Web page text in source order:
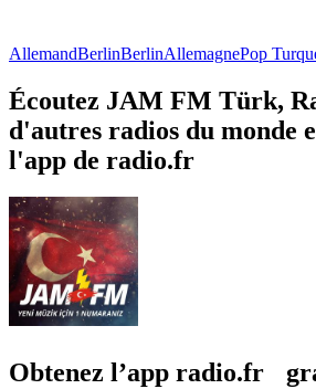
AllemandBerlinBerlinAllemagnePop
Écoutez JAM FM Türk,
d'autres radios du monde
l'app de radio.fr
Obtenez l’app radio.fr